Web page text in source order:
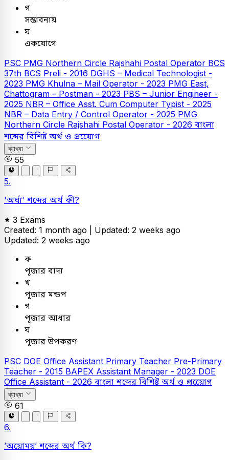
গ
সম্ভাবনায়
ঘ
একযোগে
PSC PMG Northern Circle Rajshahi Postal Operator BCS
37th BCS Preli - 2016 DGHS – Medical Technologist -
2023 PMG Khulna – Mail Operator - 2023 PMG East,
Chattogram – Postman - 2023 PBS – Junior Engineer -
2025 NBR – Office Asst. Cum Computer Typist - 2025
NBR – Data Entry / Control Operator - 2025 PMG
Northern Circle Rajshahi Postal Operator - 2026 বাংলা
শব্দের বিশিষ্ট অর্থ ও প্রয়োেগ
ব্যাখ্যা
55
5.
'অর্ঘ্য' শব্দের অর্থ কী?
3 Exams
Created: 1 month ago | Updated: 2 weeks ago
Updated: 2 weeks ago
ক
পূজার বাদ্য
খ
পূজার মন্ডপ
গ
পূজার আধার
ঘ
পূজার উপকরণ
PSC DOE Office Assistant Primary Teacher Pre-Primary
Teacher - 2015 BAPEX Assistant Manager - 2023 DOE
Office Assistant - 2026 বাংলাশব্দের বিশিষ্ট অর্থ ও প্রয়োেগ
ব্যাখ্যা
61
6.
’অয়োময়’ শব্দের অর্থ কি?